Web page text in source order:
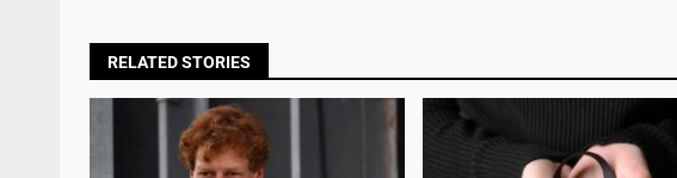
RELATED STORIES